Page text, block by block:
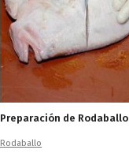
Preparación de
Rodaballo